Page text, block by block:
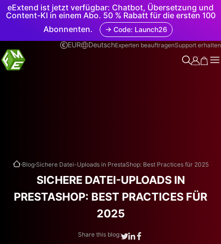
eExtend ist jetzt verfügbar: Chatbot, Übersetzung und
Content-KI in einem Abo. 50 % Rabatt für die ersten 100
Abonnenten.
→ Code: Launch26
EUR
DeutschExperten beauftragenSupport erhalten
.Blog.Sichere Datei-Uploads in PrestaShop: Best Practices für 2025
SICHERE DATEI-UPLOADS IN
PRESTASHOP: BEST PRACTICES FÜR
2025
Share this blog: